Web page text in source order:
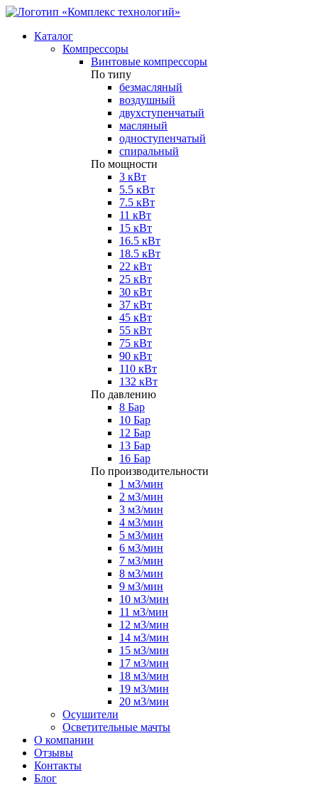
Каталог
Компрессоры
Винтовые компрессоры
По типу
безмасляный
воздушный
двухступенчатый
масляный
одноступенчатый
спиральный
По мощности
3 кВт
5.5 кВт
7.5 кВт
11 кВт
15 кВт
16.5 кВт
18.5 кВт
22 кВт
25 кВт
30 кВт
37 кВт
45 кВт
55 кВт
75 кВт
90 кВт
110 кВт
132 кВт
По давлению
8 Бар
10 Бар
12 Бар
13 Бар
16 Бар
По производительности
1 м3/мин
2 м3/мин
3 м3/мин
4 м3/мин
5 м3/мин
6 м3/мин
7 м3/мин
8 м3/мин
9 м3/мин
10 м3/мин
11 м3/мин
12 м3/мин
14 м3/мин
15 м3/мин
17 м3/мин
18 м3/мин
19 м3/мин
20 м3/мин
Осушители
Осветительные мачты
О компании
Отзывы
Контакты
Блог